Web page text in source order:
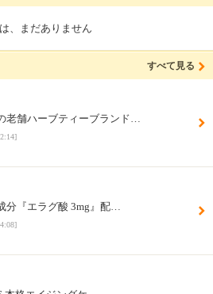
、まだありません
すべて見る
舗ハーブティーブランド…
分『エラグ酸 3mg』配…